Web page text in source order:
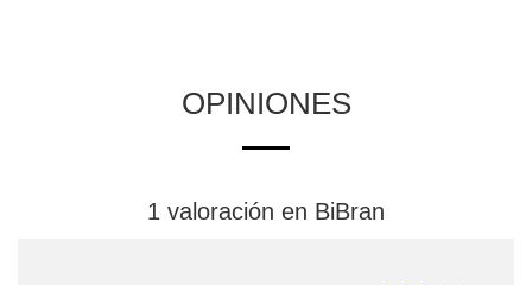
OPINIONES
1 valoración en BiBran